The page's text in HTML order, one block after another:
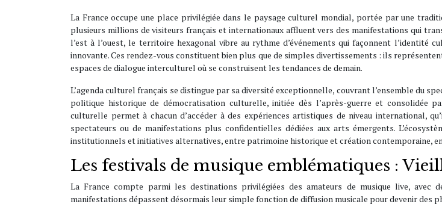
La France occupe une place privilégiée dans le paysage culturel mondial, portée par une
plusieurs millions de visiteurs français et internationaux affluent vers des manifestations qui
l’est à l’ouest, le territoire hexagonal vibre au rythme d’événements qui façonnent l’identité
innovante. Ces rendez-vous constituent bien plus que de simples divertissements : ils
espaces de dialogue interculturel où se construisent les tendances de demain.
L’agenda culturel français se distingue par sa diversité exceptionnelle, couvrant l’ensemble du
politique historique de démocratisation culturelle, initiée dès l’après-guerre et consolidée
culturelle permet à chacun d’accéder à des expériences artistiques de niveau international,
spectateurs ou de manifestations plus confidentielles dédiées aux arts émergents.
institutionnels et initiatives alternatives, entre patrimoine historique et création contemporaine,
Les festivals de musique emblématiques :
La France compte parmi les destinations privilégiées des amateurs de musique live, avec
manifestations dépassent désormais leur simple fonction de diffusion musicale pour devenir des